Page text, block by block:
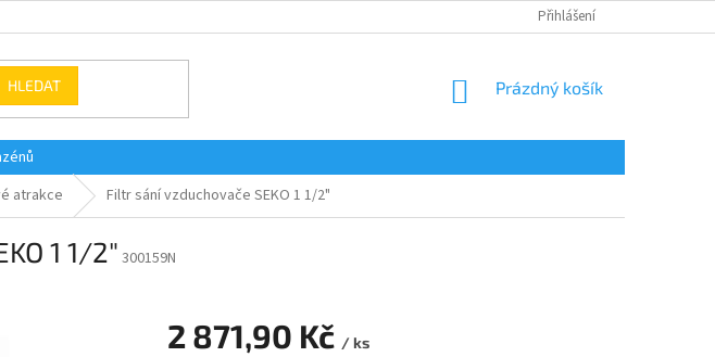
Přihlášení
HLEDAT
NÁKUPNÍ
Prázdný košík
atrakce Filtr sání vzduchovače SEKO 1 1/2"
1 1/2" 300159N
2 871,90 Kč / ks